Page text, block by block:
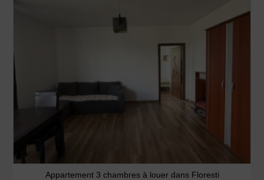
Appartement 3 chambres à louer dans Floresti